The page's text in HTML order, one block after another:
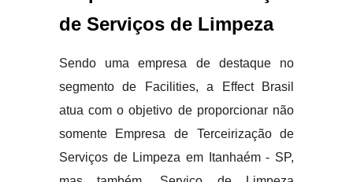
de Serviços de Limpeza
Sendo uma empresa de destaque no
segmento de Facilities, a Effect Brasil
atua com o objetivo de proporcionar não
somente Empresa de Terceirização de
Serviços de Limpeza em Itanhaém - SP,